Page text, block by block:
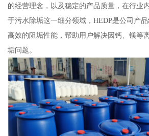
的经营理念，以及稳定的产品质量，在行业
于污水除垢这一细分领域，HEDP是公司产
高效的阻垢性能，帮助用户解决因钙、镁等
垢问题。